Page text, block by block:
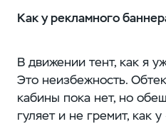
Как у рекламного
В движении тент, как я
Это неизбежность.
кабины пока нет, но
гуляет и не гремит, как